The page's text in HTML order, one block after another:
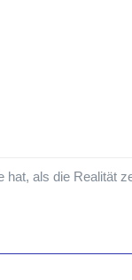
als die Realität